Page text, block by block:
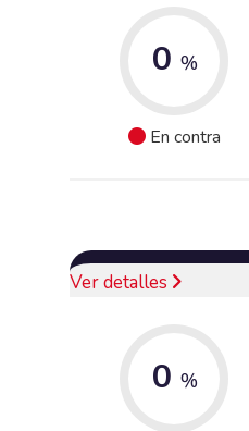
0 %
En contra
Ver detalles
0 %